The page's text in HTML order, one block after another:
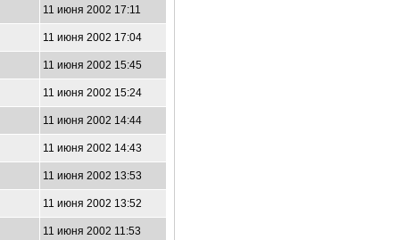
11 июня 2002 17:11
11 июня 2002 17:04
11 июня 2002 15:45
11 июня 2002 15:24
11 июня 2002 14:44
11 июня 2002 14:43
11 июня 2002 13:53
11 июня 2002 13:52
11 июня 2002 11:53